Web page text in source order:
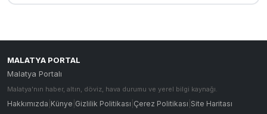
MALATYA PORTAL
Malatya Portalı
Malatya'nın haber, altın, döviz, hava durumu ve yerel bilgi kaynağı.
Hakkımızda Künye Gizlilik Politikası Çerez Politikası Site Haritası